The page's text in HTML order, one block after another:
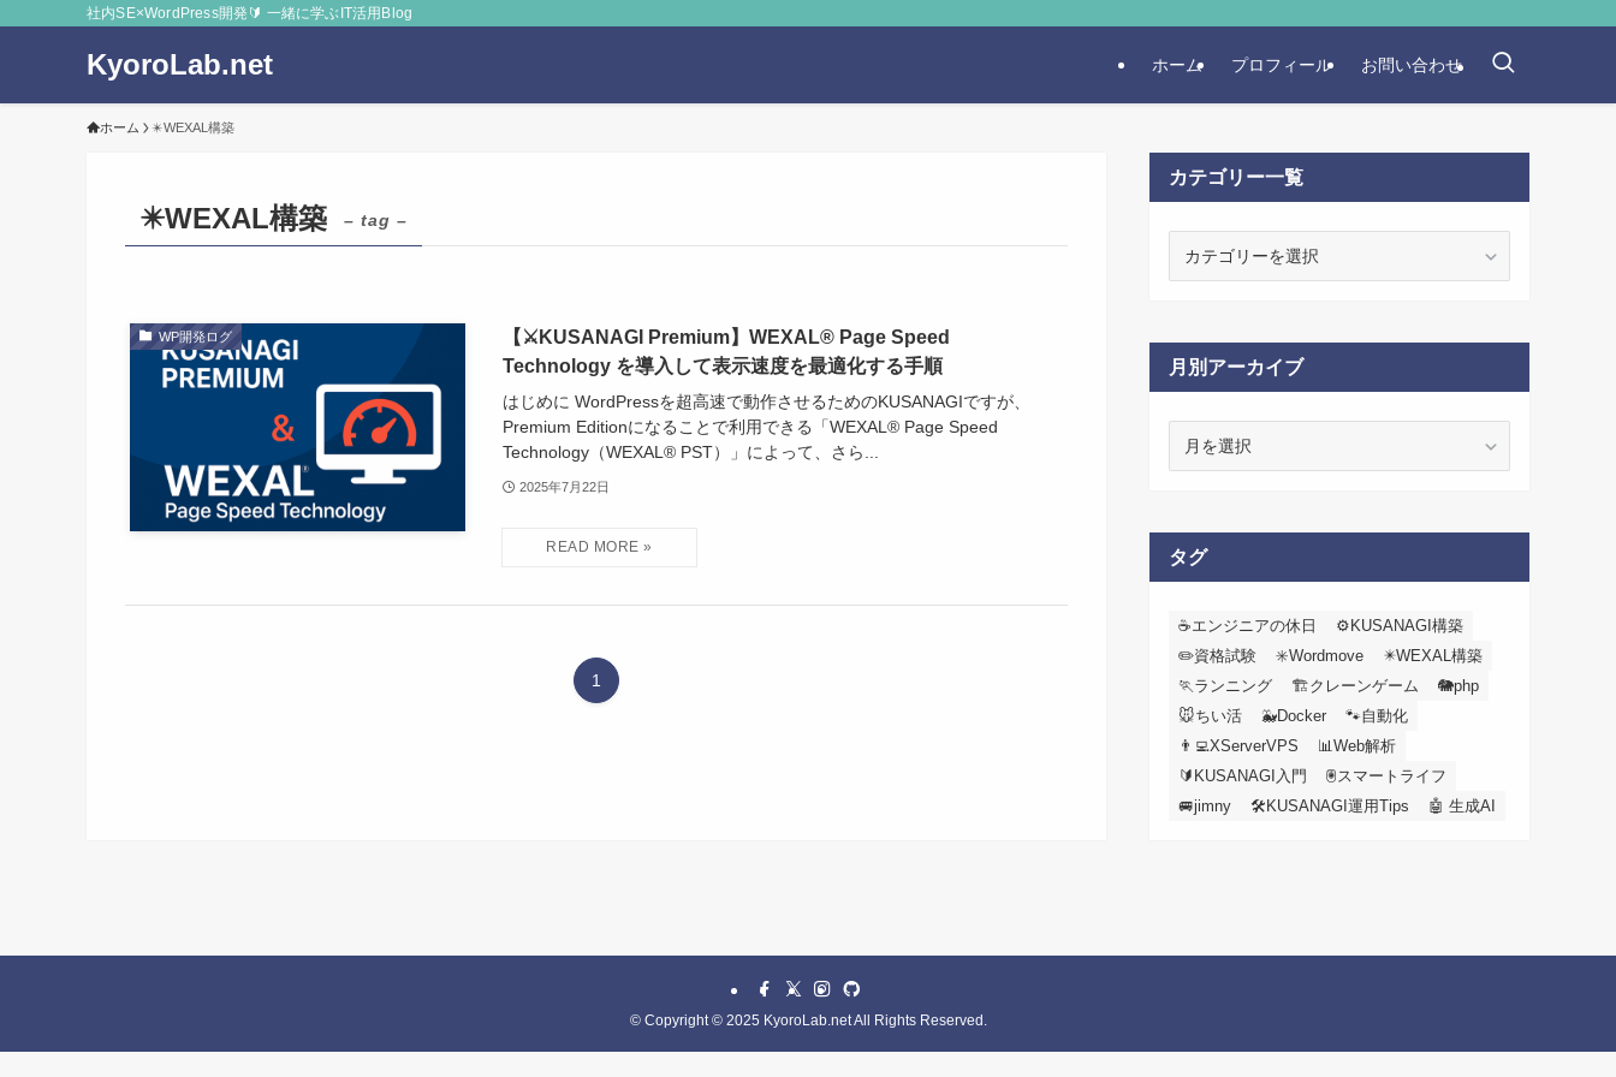
社内SE×WordPress開発🔰 一緒に学ぶIT活用Blog
KyoroLab.net ホーム プロフィール お問い合わせ
ホーム ✴️WEXAL構築
✴️WEXAL構築 – tag –
WP開発ログ
【⚔️KUSANAGI Premium】WEXAL® Page Speed
Technology を導入して表示速度を最適化する手順
はじめに WordPressを超高速で動作させるためのKUSANAGIですが、
Premium Editionになることで利用できる「WEXAL® Page Speed
Technology（WEXAL® PST）」によって、さら...
2025年7月22日
1
カテゴリー一覧
ー
一
月別アーカイブ
カ
イ
タグ
☕エンジニアの休日
⚙️KUSANAGI構築
✏️資格試験
✳️Wordmove
✴️WEXAL構築
🏃ランニング
🏗️クレーンゲーム
🐘php
🐭ちい活
🐳Docker
🐾自動化
👨‍💻XServerVPS
📊Web解析
🔰KUSANAGI入門
🖲️スマートライフ
🚐jimny
🛠KUSANAGI運用Tips 🤖 生成AI
©Copyright © 2025 KyoroLab.net All Rights Reserved.